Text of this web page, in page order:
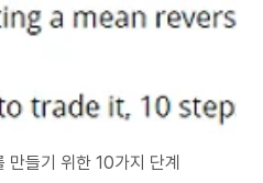
들기 위한 10가지 단계